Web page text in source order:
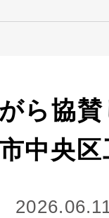
ら協
中央